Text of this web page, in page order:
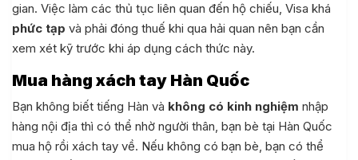
gian. Việc làm các thủ tục liên quan đến hộ chiếu, Visa khá
phức tạp và phải đóng thuế khi qua hải quan nên bạn cần
xem xét kỹ trước khi áp dụng cách thức này.
Mua hàng xách tay Hàn Quốc
Bạn không biết tiếng Hàn và không có kinh nghiệm nhập
hàng nội địa thì có thể nhờ người thân, bạn bè tại Hàn Quốc
mua hộ rồi xách tay về. Nếu không có bạn bè, bạn có thể